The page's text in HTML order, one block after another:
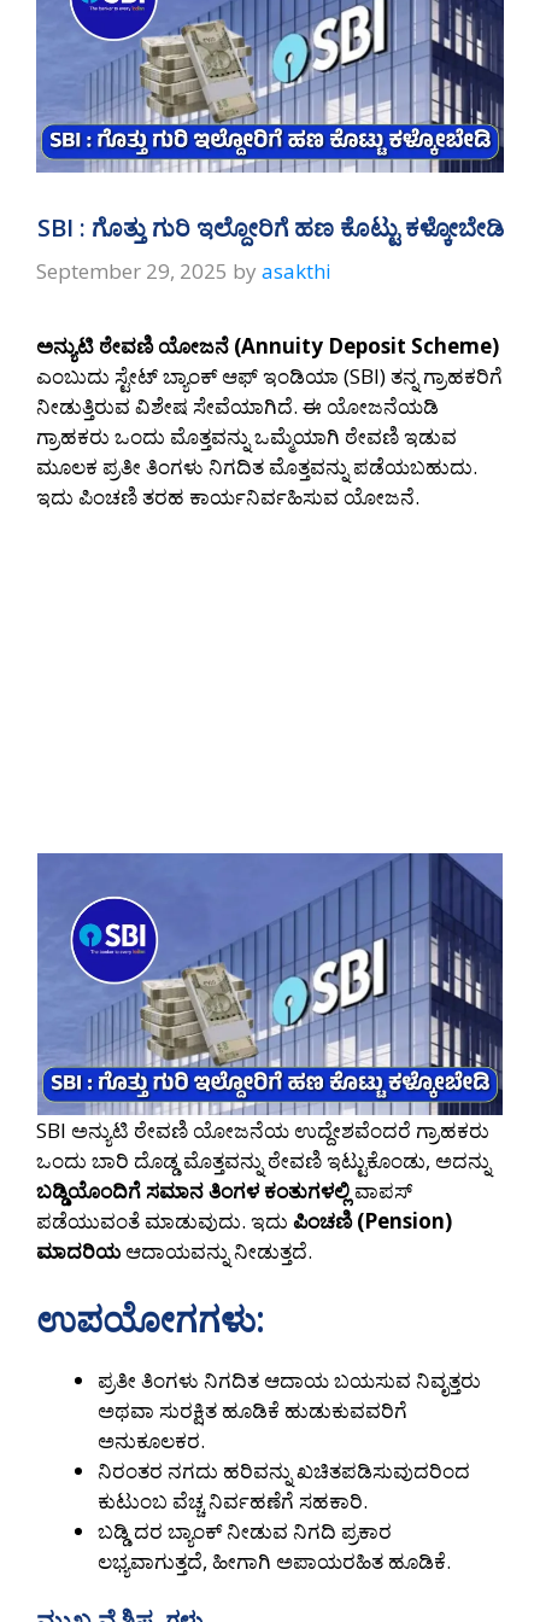
SBI : ಗೊತ್ತು ಗುರಿ ಇಲ್ದೋರಿಗೆ ಹಣ ಕೊಟ್ಟು ಕಳ್ಕೋಬೇಡಿ
September 29, 2025 by asakthi
ಅನ್ಯುಟಿ ಠೇವಣಿ ಯೋಜನೆ (Annuity Deposit Scheme)
ಎಂಬುದು ಸ್ಟೇಟ್ ಬ್ಯಾಂಕ್ ಆಫ್ ಇಂಡಿಯಾ (SBI) ತನ್ನ ಗ್ರಾಹಕರಿಗೆ
ನೀಡುತ್ತಿರುವ ವಿಶೇಷ ಸೇವೆಯಾಗಿದೆ. ಈ ಯೋಜನೆಯಡಿ
ಗ್ರಾಹಕರು ಒಂದು ಮೊತ್ತವನ್ನು ಒಮ್ಮೆಯಾಗಿ ಠೇವಣಿ ಇಡುವ
ಮೂಲಕ ಪ್ರತೀ ತಿಂಗಳು ನಿಗದಿತ ಮೊತ್ತವನ್ನು ಪಡೆಯಬಹುದು.
ಇದು ಪಿಂಚಣಿ ತರಹ ಕಾರ್ಯನಿರ್ವಹಿಸುವ ಯೋಜನೆ.
SBI ಅನ್ಯುಟಿ ಠೇವಣಿ ಯೋಜನೆಯ ಉದ್ದೇಶವೆಂದರೆ ಗ್ರಾಹಕರು
ಒಂದು ಬಾರಿ ದೊಡ್ಡ ಮೊತ್ತವನ್ನು ಠೇವಣಿ ಇಟ್ಟುಕೊಂಡು, ಅದನ್ನು
ಬಡ್ಡಿಯೊಂದಿಗೆ ಸಮಾನ ತಿಂಗಳ ಕಂತುಗಳಲ್ಲಿ ವಾಪಸ್
ಪಡೆಯುವಂತೆ ಮಾಡುವುದು. ಇದು ಪಿಂಚಣಿ (Pension)
ಮಾದರಿಯ ಆದಾಯವನ್ನು ನೀಡುತ್ತದೆ.
ಉಪಯೋಗಗಳು:
ಪ್ರತೀ ತಿಂಗಳು ನಿಗದಿತ ಆದಾಯ ಬಯಸುವ ನಿವೃತ್ತರು
ಅಥವಾ ಸುರಕ್ಷಿತ ಹೂಡಿಕೆ ಹುಡುಕುವವರಿಗೆ
ಅನುಕೂಲಕರ.
ನಿರಂತರ ನಗದು ಹರಿವನ್ನು ಖಚಿತಪಡಿಸುವುದರಿಂದ
ಕುಟುಂಬ ವೆಚ್ಚ ನಿರ್ವಹಣೆಗೆ ಸಹಕಾರಿ.
ಬಡ್ಡಿ ದರ ಬ್ಯಾಂಕ್ ನೀಡುವ ನಿಗದಿ ಪ್ರಕಾರ
ಲಭ್ಯವಾಗುತ್ತದೆ, ಹೀಗಾಗಿ ಅಪಾಯರಹಿತ ಹೂಡಿಕೆ.